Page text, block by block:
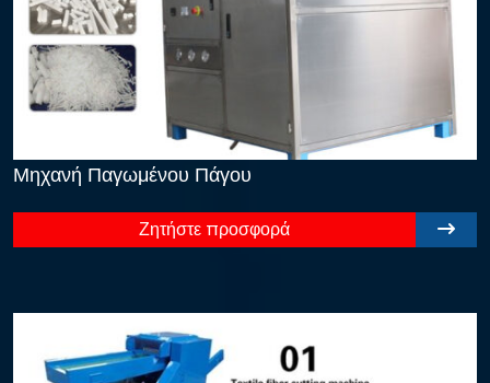
Μηχανή Παγωμένου Πάγου
Ζητήστε προσφορά